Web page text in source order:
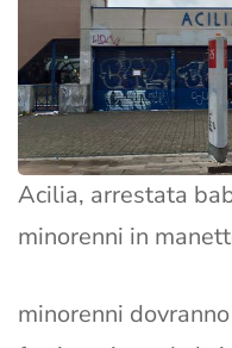
Acilia, arrestata
minorenni in
minorenni